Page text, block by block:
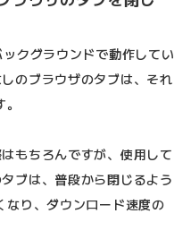
クグラウンドで動作してい
のブラウザのタブは、それ
もちろんですが、使用して
ブは、普段から閉じるよう
なり、ダウンロード速度の